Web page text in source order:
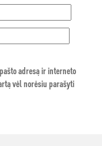
adresą ir interneto
vėl norėsiu parašyti